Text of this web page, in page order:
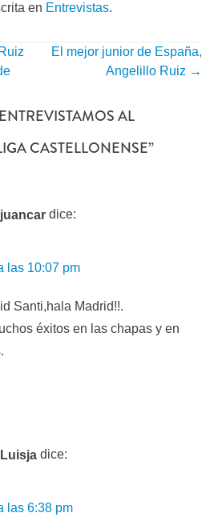
en Entrevistas.
El mejor junior de España,
Angelillo Ruiz →
ENTREVISTAMOS AL
CASTELLONENSE”
juancar dice:
las 10:07 pm
Santi,hala Madrid!!.
éxitos en las chapas y en
Luisja dice:
las 6:38 pm